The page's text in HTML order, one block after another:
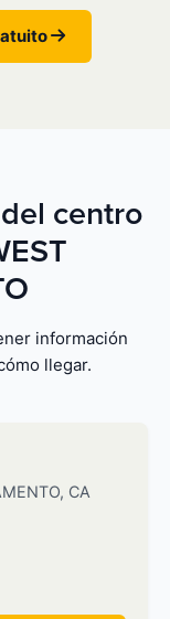
centro
información
llegar.
CA